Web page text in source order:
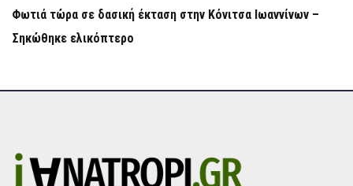
Φωτιά τώρα σε δασική έκταση στην Κόνιτσα Ιωαννίνων –
Σηκώθηκε ελικόπτερο